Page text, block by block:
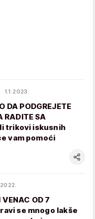
1.1.2023.
DA PODGREJETE
RADITE SA
trikovi iskusnih
vam pomoći
OD 7
se mnogo lakše